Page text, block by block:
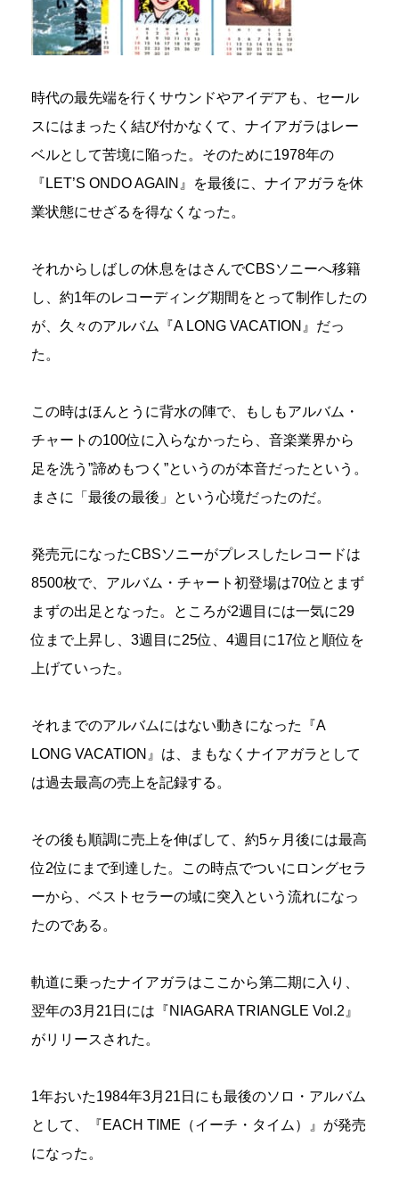
時代の最先端を行くサウンドやアイデアも、セール
スにはまったく結び付かなくて、ナイアガラはレー
ベルとして苦境に陥った。そのために1978年の
『LET’S ONDO AGAIN』を最後に、ナイアガラを休
業状態にせざるを得なくなった。
それからしばしの休息をはさんでCBSソニーへ移籍
し、約1年のレコーディング期間をとって制作したの
が、久々のアルバム『A LONG VACATION』だっ
た。
この時はほんとうに背水の陣で、もしもアルバム・
チャートの100位に入らなかったら、音楽業界から
足を洗う”諦めもつく”というのが本音だったという。
まさに「最後の最後」という心境だったのだ。
発売元になったCBSソニーがプレスしたレコードは
8500枚で、アルバム・チャート初登場は70位とまず
まずの出足となった。ところが2週目には一気に29
位まで上昇し、3週目に25位、4週目に17位と順位を
上げていった。
それまでのアルバムにはない動きになった『A
LONG VACATION』は、まもなくナイアガラとして
は過去最高の売上を記録する。
その後も順調に売上を伸ばして、約5ヶ月後には最高
位2位にまで到達した。この時点でついにロングセラ
ーから、ベストセラーの域に突入という流れになっ
たのである。
軌道に乗ったナイアガラはここから第二期に入り、
翌年の3月21日には『NIAGARA TRIANGLE Vol.2』
がリリースされた。
1年おいた1984年3月21日にも最後のソロ・アルバム
として、『EACH TIME（イーチ・タイム）』が発売
になった。